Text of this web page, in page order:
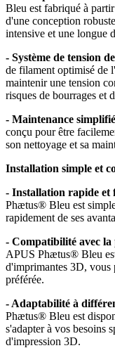
Bleu est fabriqué à
d'une conception
intensive et une longue
- Système de tension
de filament optimisé de
maintenir une tension
risques de bourrages et
- Maintenance
conçu pour être
son nettoyage et sa
Installation simple et
- Installation rapide et
Phætus® Bleu est
rapidement de ses
- Compatibilité avec
APUS Phætus® Bleu
d'imprimantes 3D, vous
préférée.
- Adaptabilité à
Phætus® Bleu est
s'adapter à vos besoins
d'impression 3D.